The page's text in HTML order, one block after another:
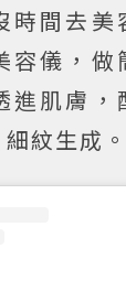
時間去美
容儀，做
進肌膚，
紋生成。